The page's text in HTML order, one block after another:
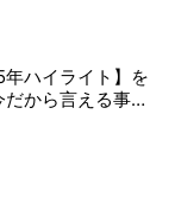
ハイライト】を
から言える事件